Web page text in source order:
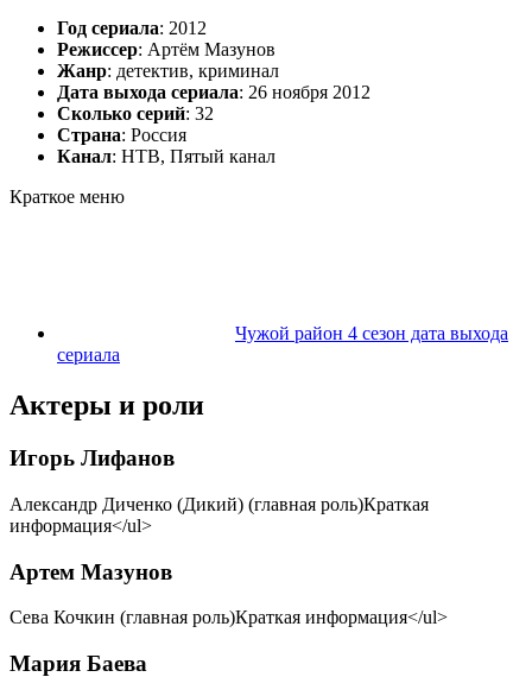
Год сериала: 2012
Режиссер: Артём Мазунов
Жанр: детектив, криминал
Дата выхода сериала: 26 ноября 2012
Сколько серий: 32
Страна: Россия
Канал: НТВ, Пятый канал
Краткое меню
Чужой район 4 сезон дата выхода
сериала
Актеры и роли
Игорь Лифанов
Александр Диченко (Дикий) (главная роль)Краткая
информация</ul>
Артем Мазунов
Сева Кочкин (главная роль)Краткая информация</ul>
Мария Баева